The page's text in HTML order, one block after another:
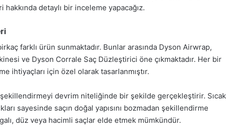
detaylı bir inceleme yapacağız.
farklı ürün sunmaktadır. Bunlar arasında Dyson Airwrap,
ve Dyson Corrale Saç Düzleştirici öne çıkmaktadır. Her bir
ihtiyaçları için özel olarak tasarlanmıştır.
devrim niteliğinde bir şekilde gerçekleştirir. Sıcak
sayesinde saçın doğal yapısını bozmadan şekillendirme
düz veya hacimli saçlar elde etmek mümkündür.